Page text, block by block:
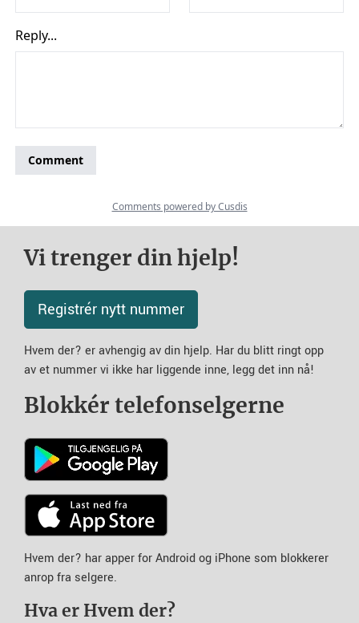
Vi trenger din hjelp!
Registrér nytt nummer
Hvem der? er avhengig av din hjelp. Har du blitt ringt opp
av et nummer vi ikke har liggende inne, legg det inn nå!
Blokkér telefonselgerne
Hvem der? har apper for Android og iPhone som blokkerer
anrop fra selgere.
Hva er Hvem der?